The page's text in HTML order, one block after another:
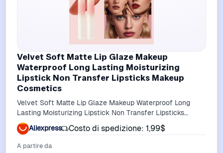
Velvet Soft Matte Lip Glaze Makeup
Waterproof Long Lasting Moisturizing
Lipstick Non Transfer Lipsticks Makeup
Cosmetics
Velvet Soft Matte Lip Glaze Makeup Waterproof Long
Lasting Moisturizing Lipstick Non Transfer Lipsticks
Makeup Cosmetics
Aliexpress Costo di spedizione: 1,99$
A partire da